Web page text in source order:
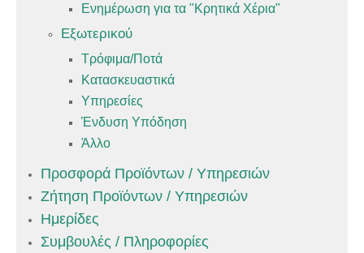
Ενημέρωση για τα "Κρητικά Χέρια"
Εξωτερικού
Τρόφιμα/Ποτά
Κατασκευαστικά
Υπηρεσίες
Ένδυση Υπόδηση
Άλλο
Προσφορά Προϊόντων / Υπηρεσιών
Ζήτηση Προϊόντων / Υπηρεσιών
Ημερίδες
Συμβουλές / Πληροφορίες